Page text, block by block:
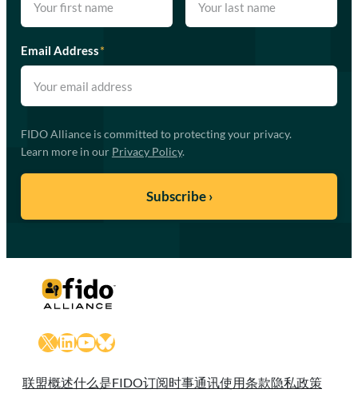
Email Address*
FIDO Alliance is committed to protecting your privacy.
Learn more in our Privacy Policy.
X LinkedIn
YouTube
Bluesky
联盟概述什么是FIDO订阅时事通讯使用条款隐私政策